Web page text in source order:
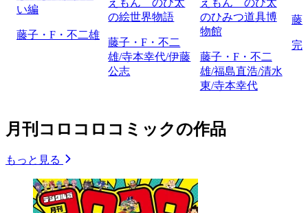
い編
藤子・F・不二雄
の絵世界物語
藤子・F・不二
雄/寺本幸代/伊藤
公志
のひみつ道具博
物館
藤子・F・不二
雄/福島直浩/清水
東/寺本幸代
藤
完
月刊コロコロコミックの作品
もっと見る